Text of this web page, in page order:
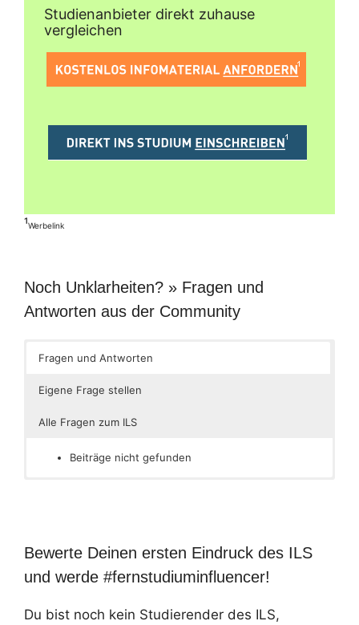
Studienanbieter direkt zuhause
vergleichen
¹Werbelink
Noch Unklarheiten? » Fragen und
Antworten aus der Community
Fragen und Antworten
Eigene Frage stellen
Alle Fragen zum ILS
Beiträge nicht gefunden
Bewerte Deinen ersten Eindruck des ILS
und werde #fernstudiuminfluencer!
Du bist noch kein Studierender des ILS,